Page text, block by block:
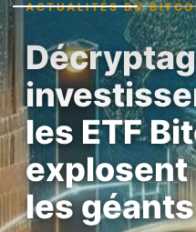
ACTUALITÉS DU
les ETF
explosent
les